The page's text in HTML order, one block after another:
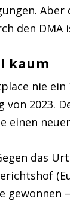
den
kaum
nie
2023.
das
gewonnen